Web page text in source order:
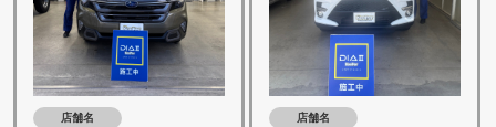
店舗名 店舗名